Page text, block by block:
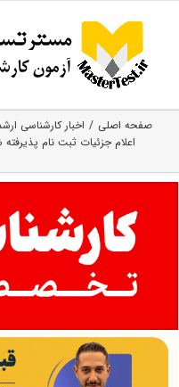
content
صفحه اصلی
اخبار کارشناسی